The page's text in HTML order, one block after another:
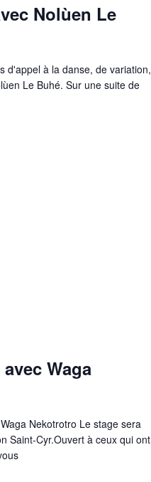
Nolùen Le
d'appel à la danse, de variation,
Le Buhé. Sur une suite de
Waga
Nekotrotro Le stage sera
Saint-Cyr.Ouvert à ceux qui ont